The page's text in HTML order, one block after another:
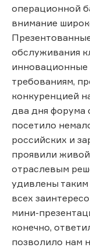
операционной
внимание
обслуживания
инновационные
требованиям,
конкуренцией
два дня форума
посетило
российских и
проявили
отраслевым
удивлены
всех
мини-
конечно,
позволило нам